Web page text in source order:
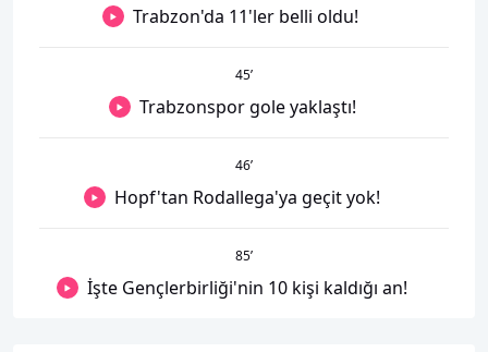
Trabzon'da 11'ler belli oldu!
45’
Trabzonspor gole yaklaştı!
46’
Hopf'tan Rodallega'ya geçit yok!
85’
İşte Gençlerbirliği'nin 10 kişi kaldığı an!